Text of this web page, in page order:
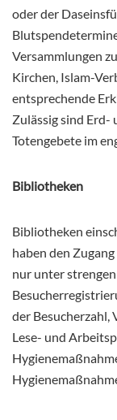
oder der
Versammlungen
Kirchen, Islam-
entsprechende
Zulässig sind
Totengebete im
Bibliotheken
Bibliotheken
haben den
nur unter
der Besucherzahl,
Lese- und